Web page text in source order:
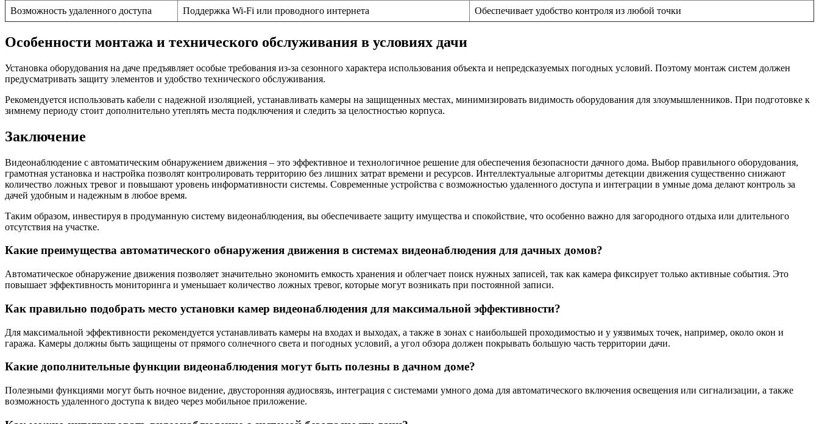
Возможность удаленного доступа Поддержка Wi-Fi или проводного интернета Обеспечивает удобство контроля из любой точки
Особенности монтажа и технического обслуживания в условиях дачи
Установка оборудования на даче предъявляет особые требования из-за сезонного характера использования объекта и непредсказуемых погодных условий. Поэтому монтаж систем должен
предусматривать защиту элементов и удобство технического обслуживания.
Рекомендуется использовать кабели с надежной изоляцией, устанавливать камеры на защищенных местах, минимизировать видимость оборудования для злоумышленников. При подготовке к
зимнему периоду стоит дополнительно утеплять места подключения и следить за целостностью корпуса.
Заключение
Видеонаблюдение с автоматическим обнаружением движения – это эффективное и технологичное решение для обеспечения безопасности дачного дома. Выбор правильного оборудования,
грамотная установка и настройка позволят контролировать территорию без лишних затрат времени и ресурсов. Интеллектуальные алгоритмы детекции движения существенно снижают
количество ложных тревог и повышают уровень информативности системы. Современные устройства с возможностью удаленного доступа и интеграции в умные дома делают контроль за
дачей удобным и надежным в любое время.
Таким образом, инвестируя в продуманную систему видеонаблюдения, вы обеспечиваете защиту имущества и спокойствие, что особенно важно для загородного отдыха или длительного
отсутствия на участке.
Какие преимущества автоматического обнаружения движения в системах видеонаблюдения для дачных домов?
Автоматическое обнаружение движения позволяет значительно экономить емкость хранения и облегчает поиск нужных записей, так как камера фиксирует только активные события. Это
повышает эффективность мониторинга и уменьшает количество ложных тревог, которые могут возникать при постоянной записи.
Как правильно подобрать место установки камер видеонаблюдения для максимальной эффективности?
Для максимальной эффективности рекомендуется устанавливать камеры на входах и выходах, а также в зонах с наибольшей проходимостью и у уязвимых точек, например, около окон и
гаража. Камеры должны быть защищены от прямого солнечного света и погодных условий, а угол обзора должен покрывать большую часть территории дачи.
Какие дополнительные функции видеонаблюдения могут быть полезны в дачном доме?
Полезными функциями могут быть ночное видение, двусторонняя аудиосвязь, интеграция с системами умного дома для автоматического включения освещения или сигнализации, а также
возможность удаленного доступа к видео через мобильное приложение.